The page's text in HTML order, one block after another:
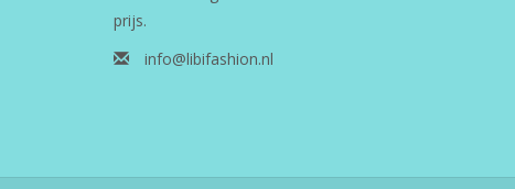
prijs.
info@libifashion.nl